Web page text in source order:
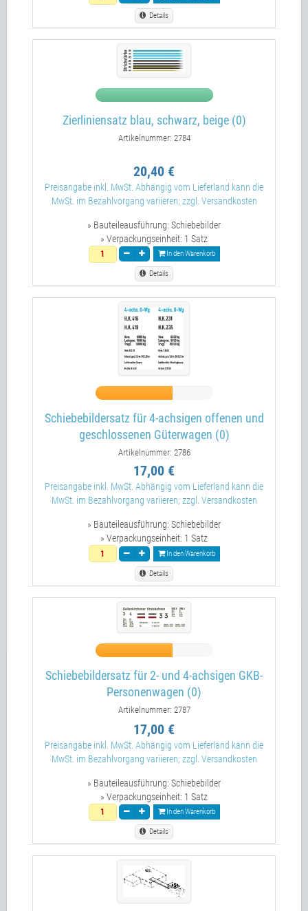
Details
Zierliniensatz blau, schwarz, beige (0)
Artikelnummer: 2784
20,40 €
Preisangabe inkl. MwSt. Abhängig vom Lieferland kann die
MwSt. im Bezahlvorgang variieren; zzgl. Versandkosten
» Bauteileausführung: Schiebebilder
» Verpackungseinheit: 1 Satz
In den Warenkorb
Details
Schiebebildersatz für 4-achsigen offenen und
geschlossenen Güterwagen (0)
Artikelnummer: 2786
17,00 €
Preisangabe inkl. MwSt. Abhängig vom Lieferland kann die
MwSt. im Bezahlvorgang variieren; zzgl. Versandkosten
» Bauteileausführung: Schiebebilder
» Verpackungseinheit: 1 Satz
In den Warenkorb
Details
Schiebebildersatz für 2- und 4-achsigen GKB-
Personenwagen (0)
Artikelnummer: 2787
17,00 €
Preisangabe inkl. MwSt. Abhängig vom Lieferland kann die
MwSt. im Bezahlvorgang variieren; zzgl. Versandkosten
» Bauteileausführung: Schiebebilder
» Verpackungseinheit: 1 Satz
In den Warenkorb
Details